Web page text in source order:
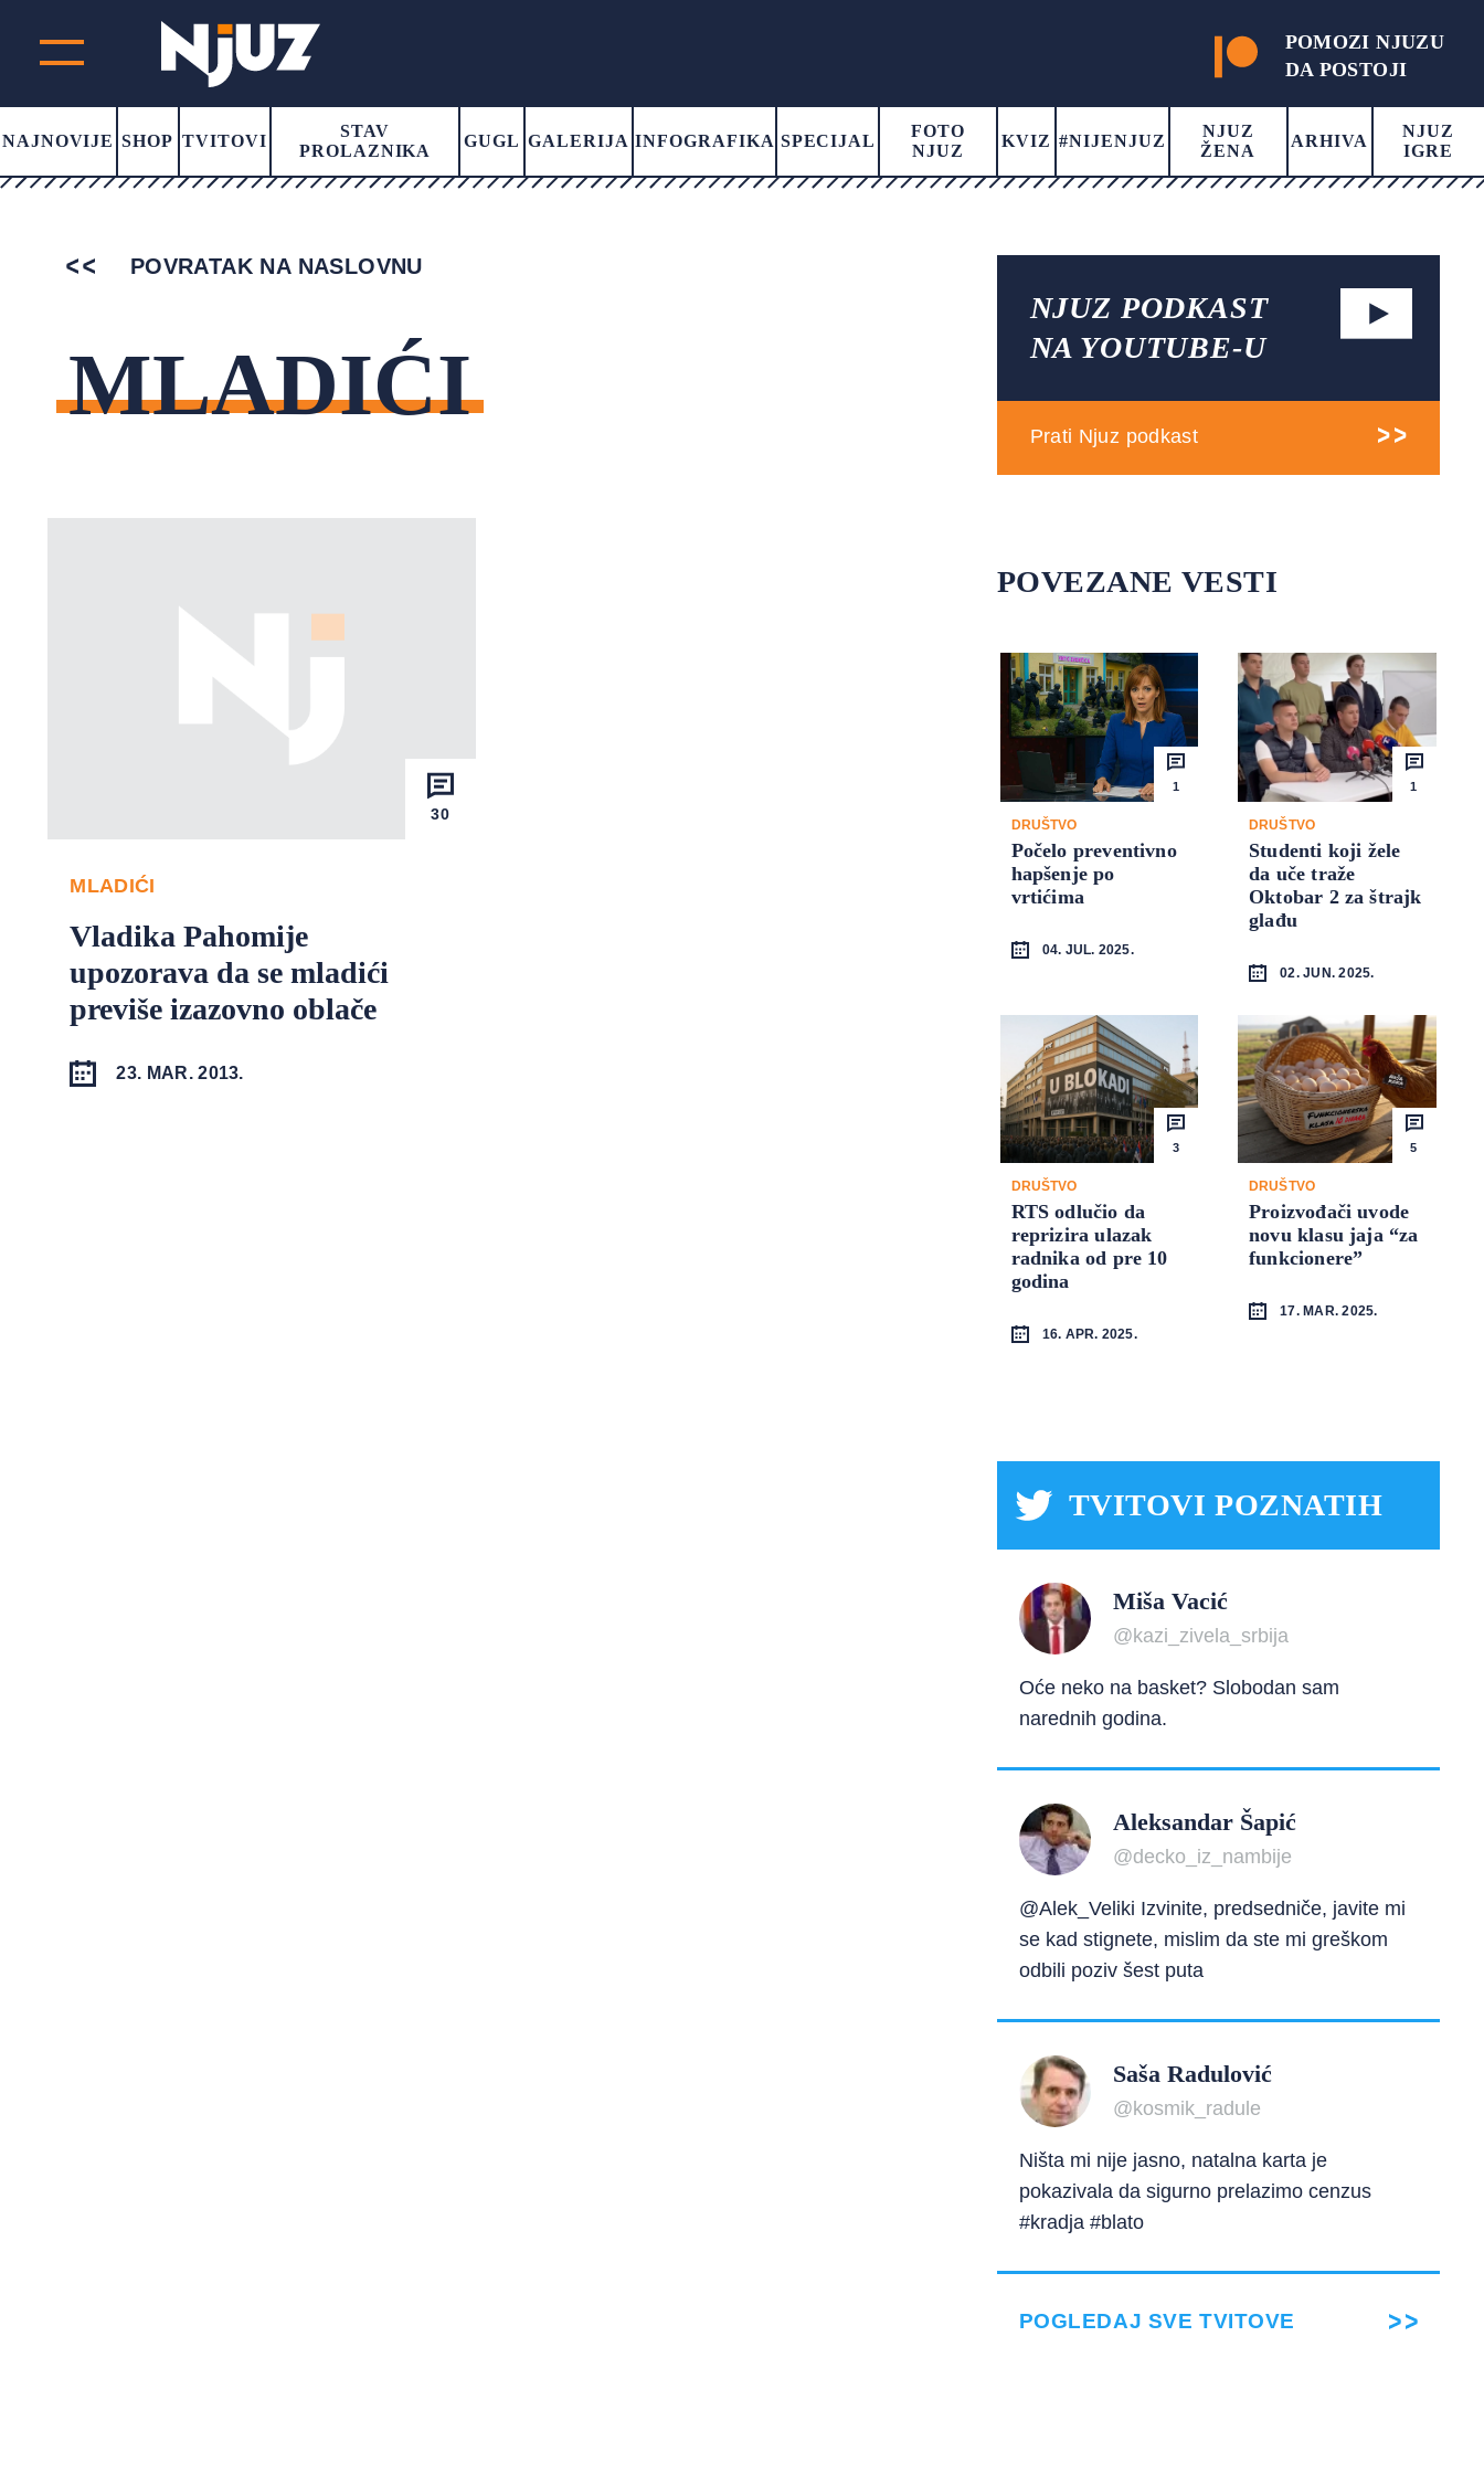
POMOZI NJUZU
DA POSTOJI
NAJNOVIJE SHOP TVITOVI
STAV
PROLAZNIKA
GUGL GALERIJA INFOGRAFIKA SPECIJAL
FOTO
NJUZ
KVIZ #NIJENJUZ
NJUZ
ŽENA
ARHIVA
NJUZ
IGRE
POVRATAK NA NASLOVNU
MLADIĆI
30
MLADIĆI
Vladika Pahomije
upozorava da se mladići
previše izazovno oblače
23. MAR. 2013.
NJUZ PODKAST
NA YOUTUBE-U
Prati Njuz podkast
POVEZANE VESTI
1
DRUŠTVO
Počelo preventivno
hapšenje po
vrtićima
04. JUL. 2025.
1
DRUŠTVO
Studenti koji žele
da uče traže
Oktobar 2 za štrajk
glađu
02. JUN. 2025.
3
DRUŠTVO
RTS odlučio da
reprizira ulazak
radnika od pre 10
godina
16. APR. 2025.
5
DRUŠTVO
Proizvođači uvode
novu klasu jaja “za
funkcionere”
17. MAR. 2025.
TVITOVI POZNATIH
Miša Vacić
@kazi_zivela_srbija
Oće neko na basket? Slobodan sam
narednih godina.
Aleksandar Šapić
@decko_iz_nambije
@Alek_Veliki Izvinite, predsedniče, javite mi
se kad stignete, mislim da ste mi greškom
odbili poziv šest puta
Saša Radulović
@kosmik_radule
Ništa mi nije jasno, natalna karta je
pokazivala da sigurno prelazimo cenzus
#kradja #blato
POGLEDAJ SVE TVITOVE